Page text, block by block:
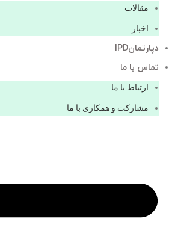
مقالات
اخبار
دپارتمانIPD
تماس با ما
ارتباط با ما
مشاركت و همكاری با ما